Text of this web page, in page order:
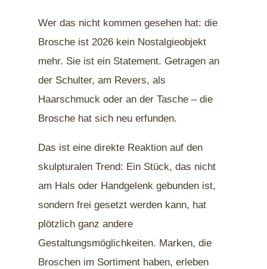
Wer das nicht kommen gesehen hat: die
Brosche ist 2026 kein Nostalgieobjekt
mehr. Sie ist ein Statement. Getragen an
der Schulter, am Revers, als
Haarschmuck oder an der Tasche – die
Brosche hat sich neu erfunden.
Das ist eine direkte Reaktion auf den
skulpturalen Trend: Ein Stück, das nicht
am Hals oder Handgelenk gebunden ist,
sondern frei gesetzt werden kann, hat
plötzlich ganz andere
Gestaltungsmöglichkeiten. Marken, die
Broschen im Sortiment haben, erleben